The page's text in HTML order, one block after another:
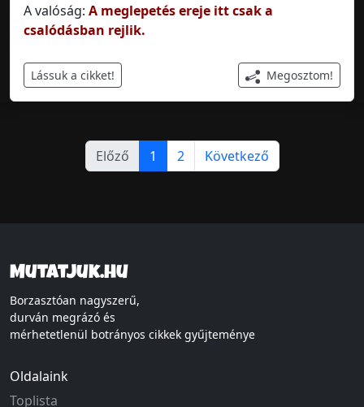
A valóság: A meglepetés ereje itt csak a
csalódásban rejlik.
Lássuk a cikket! Megosztom!
Előző 1 2 Következő
Mutatjuk.hu
Borzasztóan nagyszerű,
durván megrázó és
mérhetetlenül botrányos cikkek gyűjteménye
Oldalaink
Toplista